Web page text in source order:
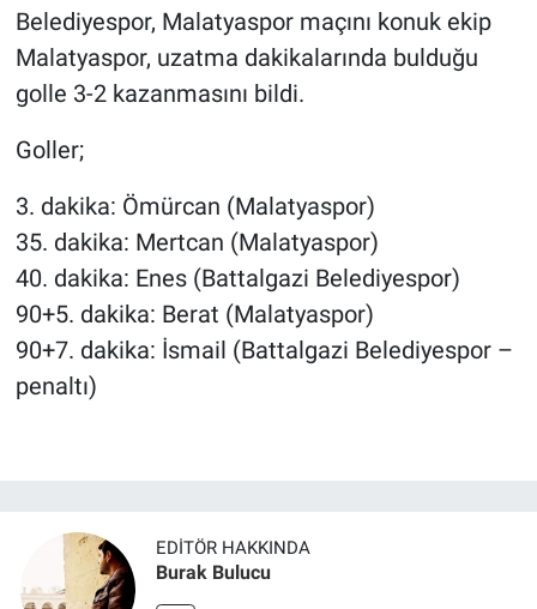
Belediyespor, Malatyaspor maçını konuk ekip
Malatyaspor, uzatma dakikalarında bulduğu
golle 3-2 kazanmasını bildi.
Goller;
3. dakika: Ömürcan (Malatyaspor)
35. dakika: Mertcan (Malatyaspor)
40. dakika: Enes (Battalgazi Belediyespor)
90+5. dakika: Berat (Malatyaspor)
90+7. dakika: İsmail (Battalgazi Belediyespor –
penaltı)
EDITÖR HAKKINDA
Burak Bulucu